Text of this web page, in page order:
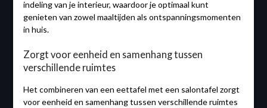
indeling van je interieur, waardoor je optimaal kunt
genieten van zowel maaltijden als ontspanningsmomenten
in huis.
Zorgt voor eenheid en samenhang tussen
verschillende ruimtes
Het combineren van een eettafel met een salontafel zorgt
voor eenheid en samenhang tussen verschillende ruimtes